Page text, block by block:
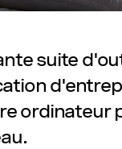
suite
ordinateur